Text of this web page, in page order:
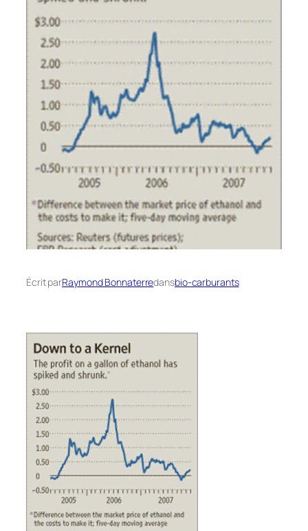
Écrit parRaymond Bonnaterredansbio-carburants